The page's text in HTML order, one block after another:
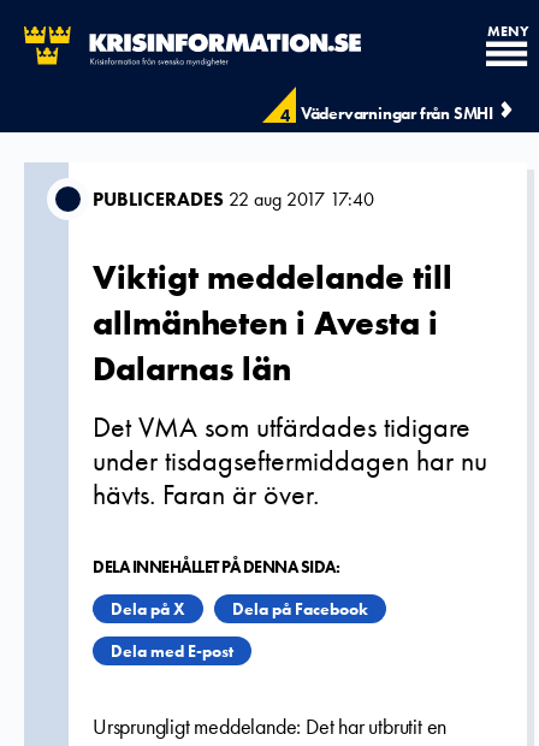
4 Vädervarningar från SMHI
MENY
PUBLICERADES 22 aug 2017 17:40
Viktigt meddelande till
allmänheten i Avesta i
Dalarnas län
Det VMA som utfärdades tidigare
under tisdagseftermiddagen har nu
hävts. Faran är över.
DELA INNEHÅLLET PÅ DENNA SIDA:
Dela på X
Dela på Facebook
Dela med E-post
Ursprungligt meddelande: Det har utbrutit en